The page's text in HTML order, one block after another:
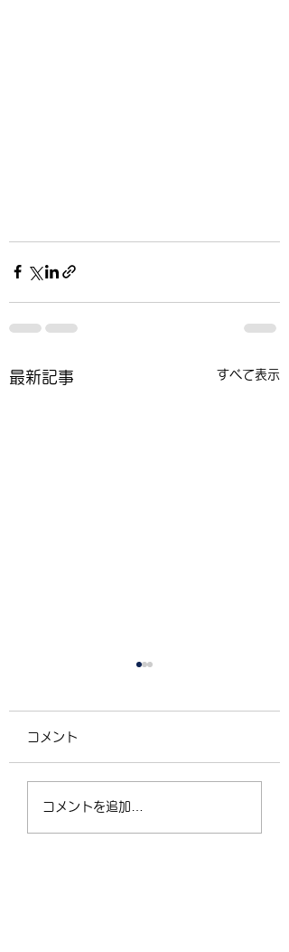
最新記事 すべて表示
4/2（木）18:30〜
21:00 フリークラス
コメント
コメントを追加…